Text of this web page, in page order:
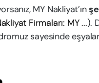
MY Nakliyat’ın
Firmaları: MY ...).
sayesinde